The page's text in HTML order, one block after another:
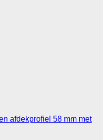
afdekprofiel 58 mm met